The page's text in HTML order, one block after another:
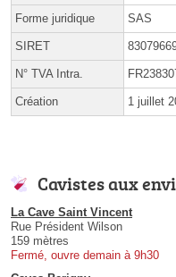
Forme juridique SAS
SIRET
N° TVA Intra.
Création 1 juillet
Cavistes aux
La Cave Saint Vincent
Rue Président Wilson
159 mètres
Fermé, ouvre demain à 9h30